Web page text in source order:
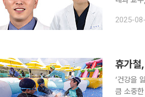
2025-
휴가철
‘건강을
큼 소중